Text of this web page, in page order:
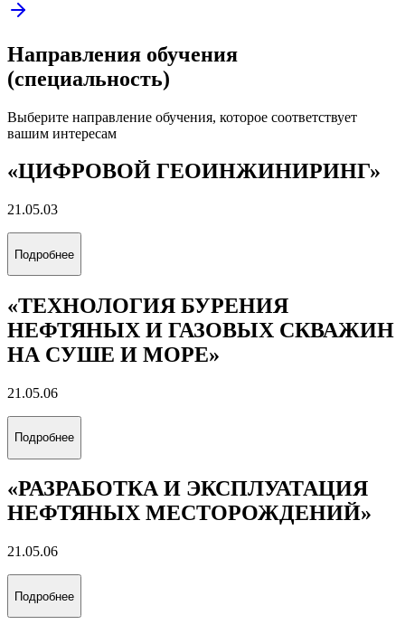
Направления обучения
(специальность)
Выберите направление обучения, которое соответствует
вашим интересам
«ЦИФРОВОЙ ГЕОИНЖИНИРИНГ»
21.05.03
Подробнее
«ТЕХНОЛОГИЯ БУРЕНИЯ
НЕФТЯНЫХ И ГАЗОВЫХ СКВАЖИН
НА СУШЕ И МОРЕ»
21.05.06
Подробнее
«РАЗРАБОТКА И ЭКСПЛУАТАЦИЯ
НЕФТЯНЫХ МЕСТОРОЖДЕНИЙ»
21.05.06
Подробнее